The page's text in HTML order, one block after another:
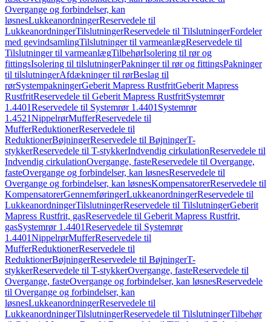
Overgange og forbindelser, kan
løsnesLukkeanordningerReservedele til
LukkeanordningerTilslutningerReservedele til TilslutningerFordeler
med gevindsamlingTilslutninger til varmeanlægReservedele til
Tilslutninger til varmeanlægTilbehørIsolering til rør og
fittingsIsolering til tilslutningerPakninger til rør og fittingsPakninger
til tilslutningerAfdækninger til rørBeslag til
rørSystempakningerGeberit Mapress RustfritGeberit Mapress
RustfritReservedele til Geberit Mapress RustfritSystemrør
1.4401Reservedele til Systemrør 1.4401 Systemrør
1.4521NippelrørMufferReservedele til
MufferReduktionerReservedele til
ReduktionerBøjningerReservedele til BøjningerT-
stykkerReservedele til T-stykkerIndvendig cirkulationReservedele til
Indvendig cirkulationOvergange, fasteReservedele til Overgange,
fasteOvergange og forbindelser, kan løsnesReservedele til
Overgange og forbindelser, kan løsnesKompensatorerReservedele til
KompensatorerGennemføringerLukkeanordningerReservedele til
LukkeanordningerTilslutningerReservedele til TilslutningerGeberit
Mapress Rustfrit, gasReservedele til Geberit Mapress Rustfrit,
gasSystemrør 1.4401Reservedele til Systemrør
1.4401NippelrørMufferReservedele til
MufferReduktionerReservedele til
ReduktionerBøjningerReservedele til BøjningerT-
stykkerReservedele til T-stykkerOvergange, fasteReservedele til
Overgange, fasteOvergange og forbindelser, kan løsnesReservedele
til Overgange og forbindelser, kan
løsnesLukkeanordningerReservedele til
LukkeanordningerTilslutningerReservedele til TilslutningerTilbehør